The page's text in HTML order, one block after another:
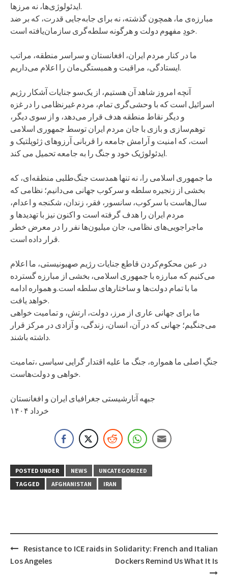
ایدئولوژی‌ها، نه مرزها.
مبارزه‌ی ما، همچون گذشته، نه برای جابه‌جایی قدرت، که بر ضد
خودِ مفهوم دولت و هرگونه سلطه‌گری سازمان‌یافته است.
ما در کنار مردم ایران، افغانستان و سراسر منطقه، مراتب
ایستادگی، مراقبت و همبستگی‌مان را اعلام می‌داریم.
آنچه امروز شاهد آن هستیم، از یک‌سو جنایات آشکار رژیم
اسرائیل است که با وحشی‌گری تمام، مردم غیرنظامی را در غزه
و دیگر نقاط منطقه هدف قرار می‌دهد، و از سوی دیگر،
توهم‌سازی و بازی با جان مردم ایران توسط جمهوری اسلامی
است، که امنیت و آرامش جامعه را قربانی آرزوهای ژئوپلتیک و
ایدئولوژیک خود و جنگ را به جامعه تحمیل می کند.
ما جمهوری اسلامی را، نه تنها همدست جنگ‌طلبی منطقه‌ای، که
بخشی از زنجیره سلطه و سرکوب جهانی می‌دانیم؛ نظامی که
سال‌هاست با سرکوب، سانسور، فقر، زندان، شکنجه و اعدام،
مردم ایران را هدف گرفته است و اکنون نیز با تهدیدها و
ماجراجویی‌های نظامی، جان میلیون‌ها نفر را در معرض خطر
قرار داده است.
در عین محکوم‌کردن قاطع جنایات رژیم صهیونیستی، ما اعلام
می‌کنیم که مبارزه با جمهوری اسلامی، بخشی از مبارزه گسترده
ما با تمام دولت‌ها و ساختارهای سلطه است.و همواره ادامه
خواهد یافت.
ما برای جهانی عاری از مرز، دولت، ارتش، و تمامیت خواهی
می‌جنگیم؛ جهانی که در آن، انسان، زندگی، و آزادی در مرکز قرار
داشته باشند.
جنگِ اصلی ما همواره، جنگ ما علیه اقتدار گرایی سیاسی ،تمامیت
خواهی و دولت‌هاست.
جبهه آنارشیستی جغرافیای ایران و افغانستان
خرداد ۱۴۰۴
POSTED UNDER NEWS
UNCATEGORIZED
TAGGED
AFGHANISTAN IRAN
Post
navigation
Resistance to ICE raids in
Los Angeles
Solidarity: French and Italian
Dockers Remind Us What It Is